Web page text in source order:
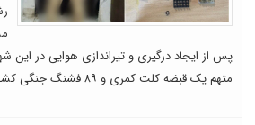
پس از ایجاد درگیری و تیراندازی هوایی در این
متهم یک قبضه کلت کمری و ۸۹ فشنگ جنگی کشف و ضبط شده است.